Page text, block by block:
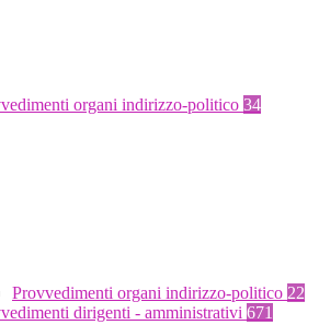
organi indirizzo-politico 34
Provvedimenti organi indirizzo-politico 22
dirigenti - amministrativi 671